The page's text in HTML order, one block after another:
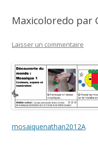
Maxicoloredo par
Laisser un commentaire
mosaiquenathan2012A